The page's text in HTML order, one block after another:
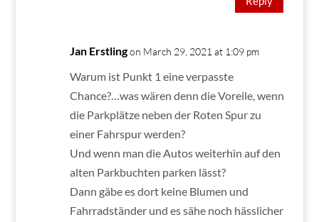
Jan Erstling on March 29, 2021 at 1:09 pm
Warum ist Punkt 1 eine verpasste
Chance?…was wären denn die Voreile, wenn
die Parkplätze neben der Roten Spur zu
einer Fahrspur werden?
Und wenn man die Autos weiterhin auf den
alten Parkbuchten parken lässt?
Dann gäbe es dort keine Blumen und
Fahrradständer und es sähe noch hässlicher